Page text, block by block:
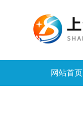
网站首页